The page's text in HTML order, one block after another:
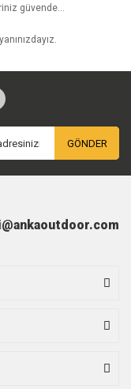
güvende...
GÖNDER
@ankaoutdoor.com